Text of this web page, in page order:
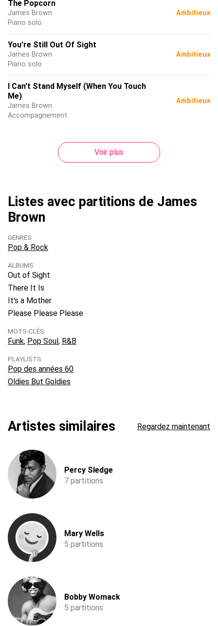
The Popcorn
James Brown
Piano solo
Ambitieux
You're Still Out Of Sight
James Brown
Piano solo
Ambitieux
I Can't Stand Myself (When You Touch
Me)
James Brown
Accompagnement
Ambitieux
Voir plus
Listes avec partitions de James
Brown
GENRES
Pop & Rock
ALBUMS
Out of Sight
There It Is
It's a Mother
Please Please Please
MOTS-CLÉS
Funk Pop Soul R&B
PLAYLISTS
Pop des années 60
Oldies But Goldies
Artistes similaires Regardez maintenant
Percy Sledge
7 partitions
Mary Wells
5 partitions
Bobby Womack
5 partitions